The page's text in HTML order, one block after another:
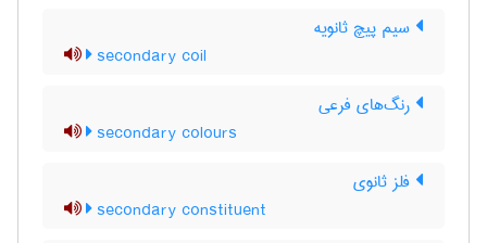
سیم پیچ ثانویه
secondary coil
رنگ‌های فرعی
secondary colours
فلز ثانوی
secondary constituent